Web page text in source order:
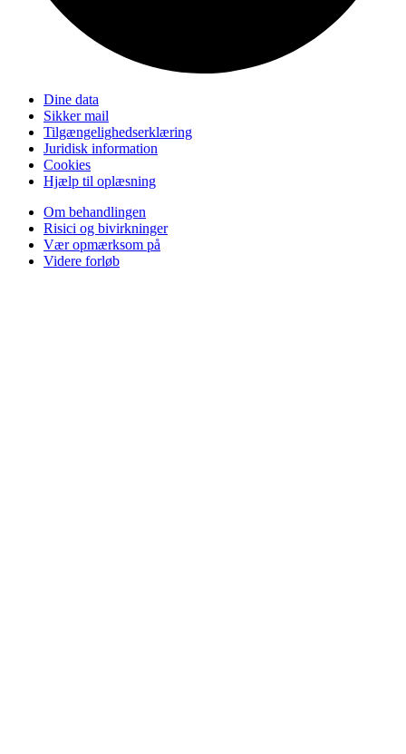
Dine data
Sikker mail
Tilgængelighedserklæring
Juridisk information
Cookies
Hjælp til oplæsning
Om behandlingen
Risici og bivirkninger
Vær opmærksom på
Videre forløb